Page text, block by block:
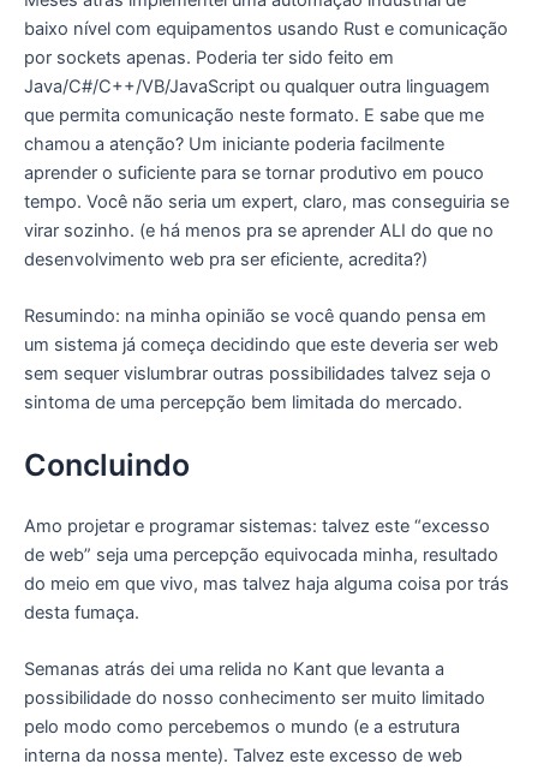
baixo nível com equipamentos usando Rust e comunicação
por sockets apenas. Poderia ter sido feito em
Java/C#/C++/VB/JavaScript ou qualquer outra linguagem
que permita comunicação neste formato. E sabe que me
chamou a atenção? Um iniciante poderia facilmente
aprender o suficiente para se tornar produtivo em pouco
tempo. Você não seria um expert, claro, mas conseguiria se
virar sozinho. (e há menos pra se aprender ALI do que no
desenvolvimento web pra ser eficiente, acredita?)
Resumindo: na minha opinião se você quando pensa em
um sistema já começa decidindo que este deveria ser web
sem sequer vislumbrar outras possibilidades talvez seja o
sintoma de uma percepção bem limitada do mercado.
Concluindo
Amo projetar e programar sistemas: talvez este “excesso
de web” seja uma percepção equivocada minha, resultado
do meio em que vivo, mas talvez haja alguma coisa por trás
desta fumaça.
Semanas atrás dei uma relida no Kant que levanta a
possibilidade do nosso conhecimento ser muito limitado
pelo modo como percebemos o mundo (e a estrutura
interna da nossa mente). Talvez este excesso de web